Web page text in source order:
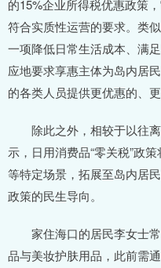
的15%企业所得税优惠政策
符合实质性运营的要求。类
一项降低日常生活成本、满
应地要求享惠主体为岛内居
的各类人员提供更优惠的、
除此之外，相较于以往离
示，日用消费品“零关税”政
等特定场景，拓展至岛内居
政策的民生导向。
家住海口的居民李女士常
品与美妆护肤用品，此前需